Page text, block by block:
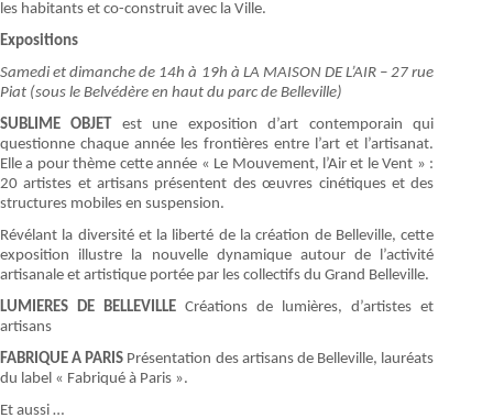
les habitants et co-construit avec la Ville.
Expositions
Samedi et dimanche de 14h à 19h à LA MAISON DE L’AIR – 27 rue
Piat (sous le Belvédère en haut du parc de Belleville)
SUBLIME OBJET est une exposition d’art contemporain qui
questionne chaque année les frontières entre l’art et l’artisanat.
Elle a pour thème cette année « Le Mouvement, l’Air et le Vent » :
20 artistes et artisans présentent des œuvres cinétiques et des
structures mobiles en suspension.
Révélant la diversité et la liberté de la création de Belleville, cette
exposition illustre la nouvelle dynamique autour de l’activité
artisanale et artistique portée par les collectifs du Grand Belleville.
LUMIERES DE BELLEVILLECréations de lumières, d’artistes et
artisans
FABRIQUE A PARIS Présentation des artisans de Belleville, lauréats
du label « Fabriqué à Paris ».
Et aussi …